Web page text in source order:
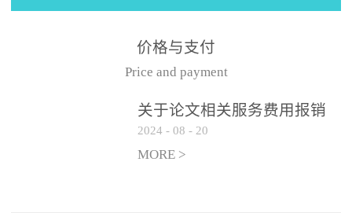
价格与支付
Price and payment
关于论文相关服务费用报销
的那些事......
2024 - 08 - 20
MORE >